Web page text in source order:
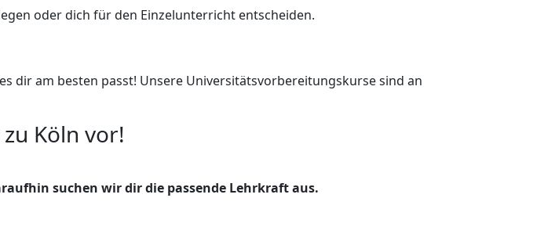
oder dich für den Einzelunterricht entscheiden.
dir am besten passt! Unsere Universitätsvorbereitungskurse sind an
Köln vor!
suchen wir dir die passende Lehrkraft aus.